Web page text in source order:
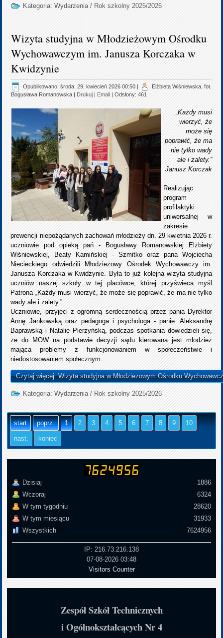
Kategoria:Wydarzenia / Rok szkolny 2025/2026
Wizyta studyjna w Młodzieżowym Ośrodku
Wychowawczym im. Janusza Korczaka w
Kwidzynie
Opublikowano: środa, 29, kwiecień 2026 00:50
Elżbieta Wiśniewska, fot.
Bogusława Romanowska
Drukuj Email | Odsłony: 461
„Każdy musi
wierzyć, że
może się
poprawić, że ma
nie tylko wady
ale i zalety.”
Janusz Korczak
Realizując
program
profilaktyki
uniwersalnej w
zakresie
prewencji niepożądanych zachowań młodzieży dn. 29 kwietnia 2026 r.
uczniowie pod opieką pań - Bogusławy Romanowskiej Elżbiety
Wiśniewskiej, Beaty Kamińskiej - Szmitko oraz pana Wojciecha
Niecieckiego odwiedzili Młodzieżowy Ośrodek Wychowawczy im.
Janusza Korczaka w Kwidzynie. Była to już kolejna wizyta studyjna
uczniów naszej szkoły w tej placówce, której przyświeca myśl
Patrona „Każdy musi wierzyć, że może się poprawić, że ma nie tylko
wady ale i zalety.”
Uczniowie, przyjęci z ogromną serdecznością przez panią Dyrektor
Annę Jankowską oraz pedagoga i psychologa - panie: Aleksandrę
Baprawską i Natalię Pierzyńską, podczas spotkania dowiedzieli się,
że do MOW na podstawie decyzji sądu kierowana jest młodzież
mająca problemy z funkcjonowaniem w społeczeństwie i
niedostosowaniem społecznym.
Czytaj więcej: Wizyta studyjna w Młodzieżowym Ośrodku
Kategoria:Wydarzenia / Rok szkolny 2025/2026
start poprz. 1 2 3 4 5 6 7 8 9 10
nast. koniec
Dzisiaj
Wczoraj
W tym tygodniu
W tym miesiącu
Wszystkich
1886
6324
28620
31933
7624956
IP: 216.73.216.138
07-08-2026 03:48
Visitors Counter
Zespół Szkół Technicznych
i Ogólnokształcących Nr 4